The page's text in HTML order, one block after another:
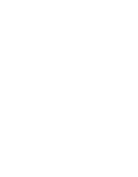
収納できる、かさば
ートにまとめる革の